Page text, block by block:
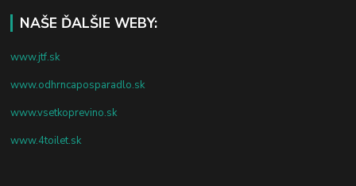
NAŠE ĎALŠIE WEBY:
www.jtf.sk
www.odhrncaposparadlo.sk
www.vsetkoprevino.sk
www.4toilet.sk